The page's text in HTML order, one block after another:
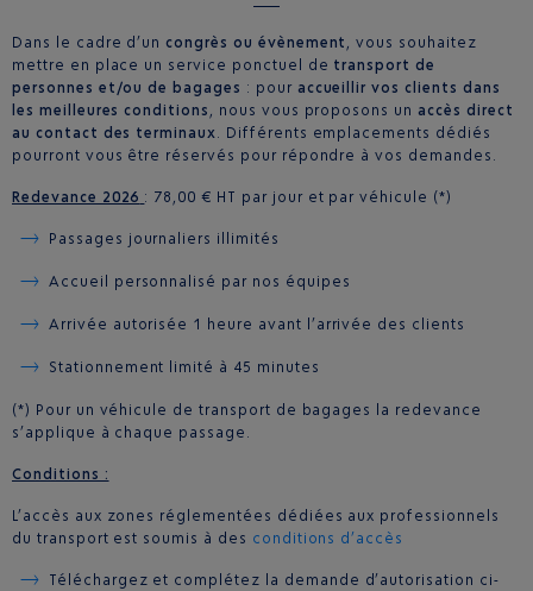
Dans le cadre d’uncongrès ou évènement , vous souhaitez
mettre en place un service ponctuel de transport de
personnes et/ou de bagages : pour accueillir vos clients dans
les meilleures conditions , nous vous proposons un accès direct
au contact des terminaux. Différents emplacements dédiés
pourront vous être réservés pour répondre à vos demandes.
Redevance 2026 : 78,00 € HT par jour et par véhicule (*)
Passages journaliers illimités
Accueil personnalisé par nos équipes
Arrivée autorisée 1 heure avant l’arrivée des clients
Stationnement limité à 45 minutes
(*) Pour un véhicule de transport de bagages la redevance
s’applique à chaque passage.
Conditions :
L’accès aux zones réglementées dédiées aux professionnels
du transport est soumis à des conditions d’accès
Téléchargez et complétez la demande d’autorisation ci-